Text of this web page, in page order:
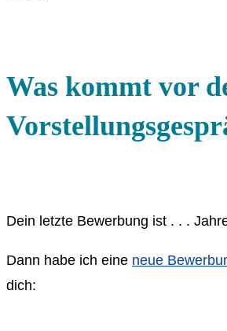
Was kommt vor
Dein letzte Bewerbung ist . . .
Dann habe ich eine neue
dich: